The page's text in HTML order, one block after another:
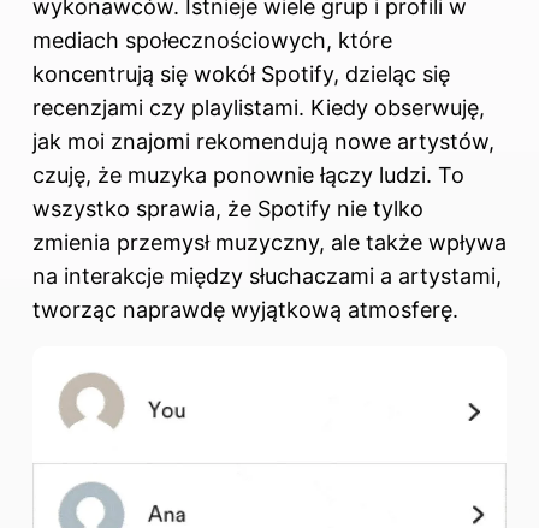
wykonawców. Istnieje wiele grup i profili w
mediach społecznościowych, które
koncentrują się wokół Spotify, dzieląc się
recenzjami czy playlistami. Kiedy obserwuję,
jak moi znajomi rekomendują nowe artystów,
czuję, że muzyka ponownie łączy ludzi. To
wszystko sprawia, że Spotify nie tylko
zmienia przemysł muzyczny, ale także wpływa
na interakcje między słuchaczami a artystami,
tworząc naprawdę wyjątkową atmosferę.